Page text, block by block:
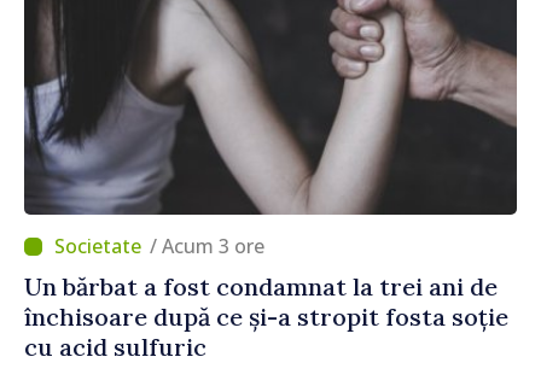
/ Acum 3 ore
Un bărbat a fost condamnat la trei ani de
închisoare după ce și-a stropit fosta soție
cu acid sulfuric